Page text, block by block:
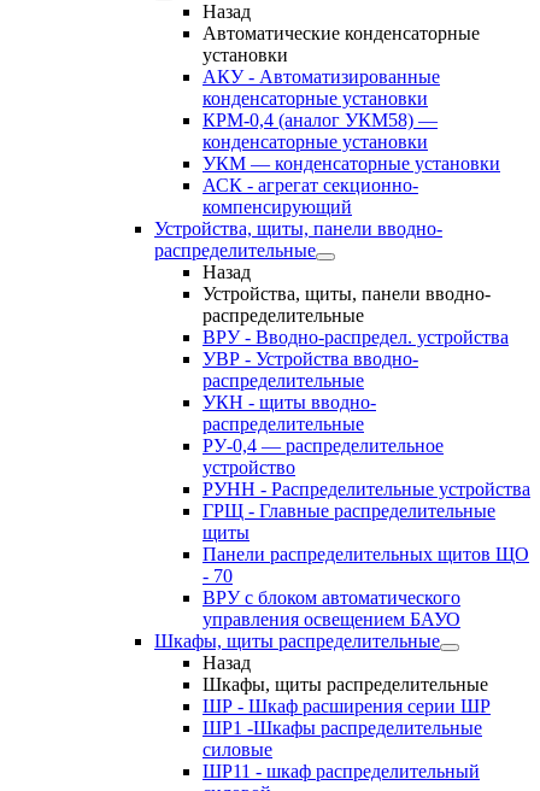
Назад
Автоматические конденсаторные
установки
АКУ - Автоматизированные
конденсаторные установки
КРМ-0,4 (аналог УКМ58) —
конденсаторные установки
УКМ — конденсаторные установки
АСК - агрегат секционно-
компенсирующий
Устройства, щиты, панели вводно-
распределительные
Назад
Устройства, щиты, панели вводно-
распределительные
ВРУ - Вводно-распредел. устройства
УВР - Устройства вводно-
распределительные
УКН - щиты вводно-
распределительные
РУ-0,4 — распределительное
устройство
РУНН - Распределительные устройства
ГРЩ - Главные распределительные
щиты
Панели распределительных щитов ЩО
- 70
ВРУ с блоком автоматического
управления освещением БАУО
Шкафы, щиты распределительные
Назад
Шкафы, щиты распределительные
ШР - Шкаф расширения серии ШР
ШР1 -Шкафы распределительные
силовые
ШР11 - шкаф распределительный